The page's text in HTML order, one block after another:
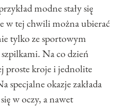
modne stały się
w tej chwili można ubierać
tylko ze sportowym
Na co dzień
proste kroje i jednolite
specjalne okazje zakłada
w oczy, a nawet